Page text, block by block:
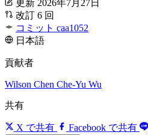
更新 2026年7月27日
改訂 6 回
コミット caa1052
日本語
貢献者
Wilson Chen Che-Yu Wu
共有
X で共有 Facebook で共有